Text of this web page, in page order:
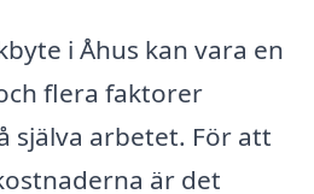
i Åhus kan vara en
flera faktorer
själva arbetet. För att
är det